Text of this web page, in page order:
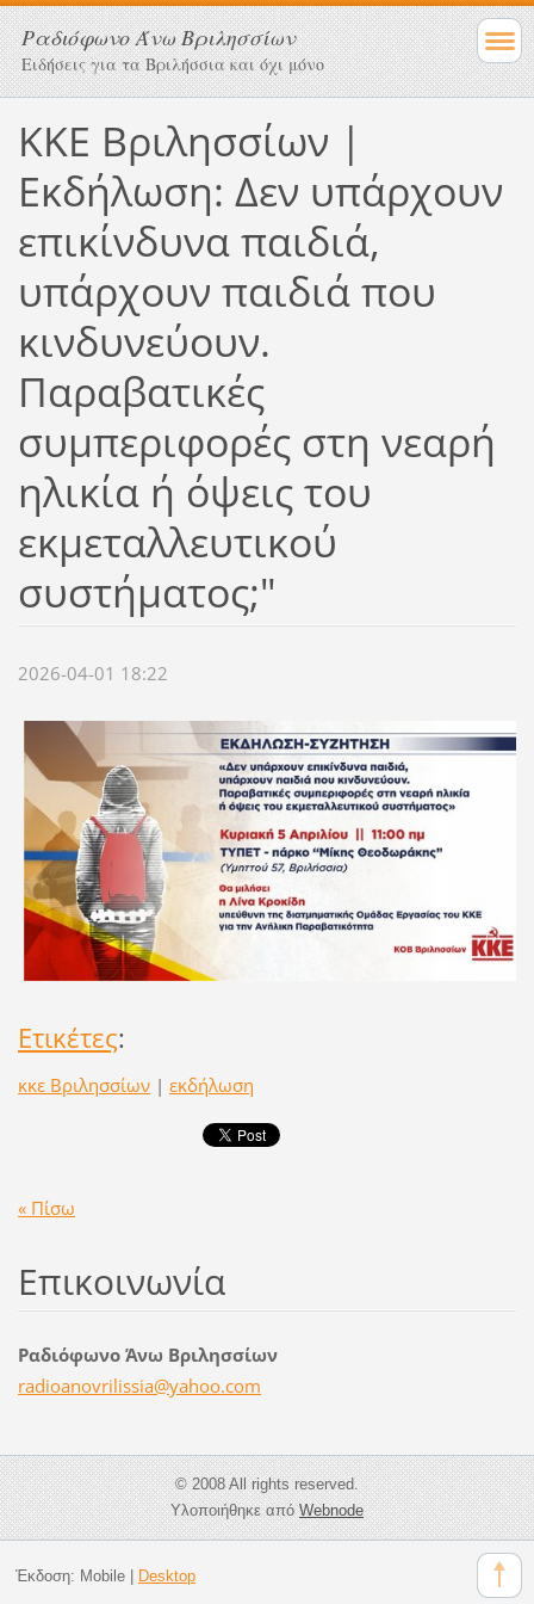
Ραδιόφωνο Άνω Βριλησσίων
Ειδήσεις για τα Βριλήσσια και όχι μόνο
ΚΚΕ Βριλησσίων |
Εκδήλωση: Δεν υπάρχουν
επικίνδυνα παιδιά,
υπάρχουν παιδιά που
κινδυνεύουν.
Παραβατικές
συμπεριφορές στη νεαρή
ηλικία ή όψεις του
εκμεταλλευτικού
συστήματος;"
2026-04-01 18:22
Ετικέτες:
κκε Βριλησσίων | εκδήλωση
« Πίσω
Επικοινωνία
Ραδιόφωνο Άνω Βριλησσίων
radioanovrilissia@yahoo.com
© 2008 All rights reserved.
Υλοποιήθηκε απόWebnode
Έκδοση: Mobile| Desktop